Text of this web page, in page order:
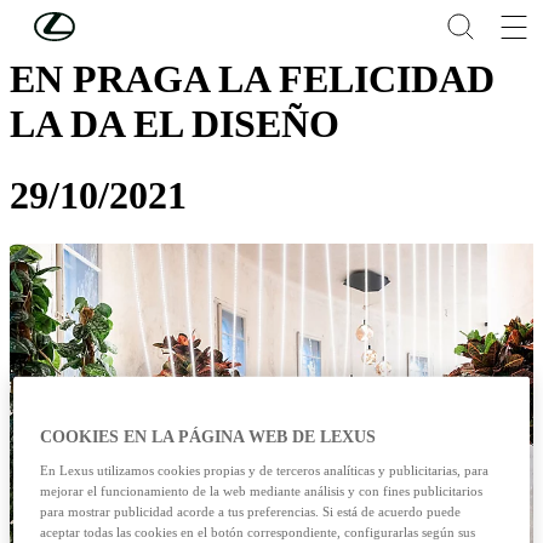
Skip to Main Content
EN PRAGA LA FELICIDAD
LA DA EL DISEÑO
29/10/2021
COOKIES EN LA PÁGINA WEB DE LEXUS
En Lexus utilizamos cookies propias y de terceros analíticas y publicitarias, para
mejorar el funcionamiento de la web mediante análisis y con fines publicitarios
para mostrar publicidad acorde a tus preferencias. Si está de acuerdo puede
aceptar todas las cookies en el botón correspondiente, configurarlas según sus